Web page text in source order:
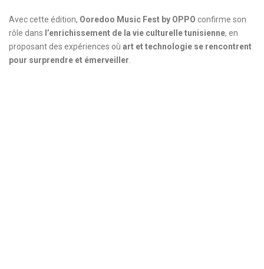
Avec cette édition, Ooredoo Music Fest by OPPO confirme son
rôle dans l’enrichissement de la vie culturelle tunisienne, en
proposant des expériences où art et technologie se rencontrent
pour surprendre et émerveiller.